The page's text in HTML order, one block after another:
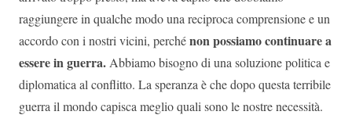
raggiungere in qualche modo una reciproca comprensione e un
accordo con i nostri vicini, perchénon possiamo continuare a
essere in guerra. Abbiamo bisogno di una soluzione politica e
diplomatica al conflitto. La speranza è che dopo questa terribile
guerra il mondo capisca meglio quali sono le nostre necessità.